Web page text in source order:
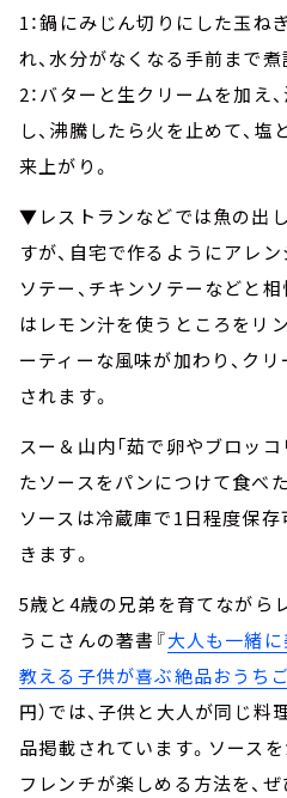
1：鍋にみじん切りにした玉ね
れ、水分がなくなる手前まで煮
2：バターと生クリームを加え
し、沸騰したら火を止めて、
来上がり。
▼レストランなどでは魚の出
すが、自宅で作るようにアレ
ソテー、チキンソテーなどと
はレモン汁を使うところをリ
ーティーな風味が加わり、ク
されます。
スー＆山内「茹で卵やブロッコ
たソースをパンにつけて食べた
ソースは冷蔵庫で1日程度保存
きます。
5歳と4歳の兄弟を育てながら
うこさんの著書『大人も一緒
教える子供が喜ぶ絶品おうち
円）では、子供と大人が同じ
品掲載されています。ソース
フレンチが楽しめる方法を、